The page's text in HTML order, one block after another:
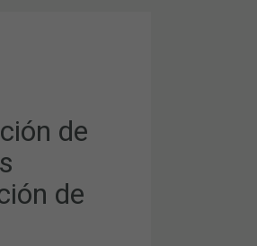
de
de